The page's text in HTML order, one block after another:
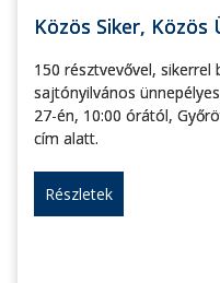
Közös Siker, Közös
150 résztvevővel,
sajtónyilvános
27-én, 10:00 órától,
cím alatt.
Részletek